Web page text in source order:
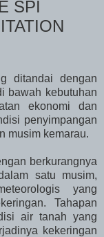
SPI
ditandai dengan
bawah kebutuhan
ekonomi dan
penyimpangan
musim kemarau.
berkurangnya
satu musim,
yang
Tahapan
air tanah yang
kekeringan